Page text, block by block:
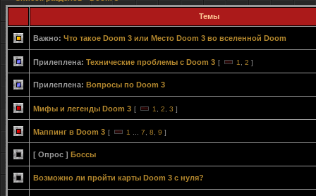
Темы
Важно: Что такое Doom 3 или Место Doom 3 во вселенной Doom
Прилеплена: Технические проблемы с Doom 3 [ 1 2 ]
Прилеплена: Вопросы по Doom 3
Мифы и легенды Doom 3 [ 1 2 3 ]
Маппинг в Doom 3 [ 1 7 8 9 ]
[ Опрос ] Боссы
Возможно ли пройти карты Doom 3 с нуля?